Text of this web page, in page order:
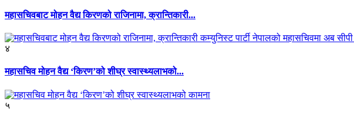
महासचिवबाट मोहन वैद्य किरणको राजिनामा, क्रान्तिकारी...
४
महासचिव मोहन वैद्य ‘किरण’को शीघ्र स्वास्थ्यलाभको...
५